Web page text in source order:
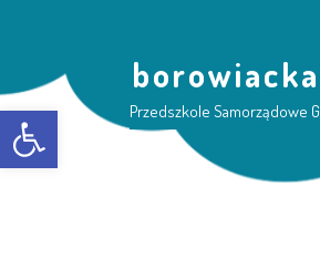
Otwórz pasek narzędzi
Przedszkole Samorządowe